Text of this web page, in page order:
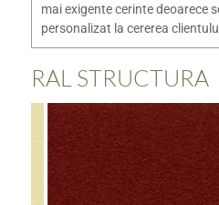
mai exigente cerinte deoarece
personalizat la cererea
RAL STRUCTURA